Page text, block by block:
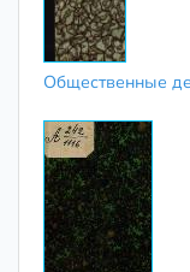
Общественные